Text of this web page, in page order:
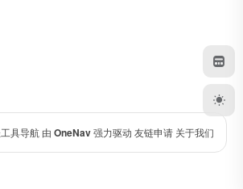
具导航 由 OneNav强力驱动 友链申请 关于我们